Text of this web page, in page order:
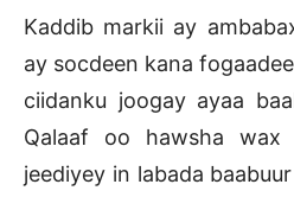
Kaddib markii ay
ay socdeen kana
ciidanku joogay ayaa
Qalaaf oo hawsha
jeediyey in labada